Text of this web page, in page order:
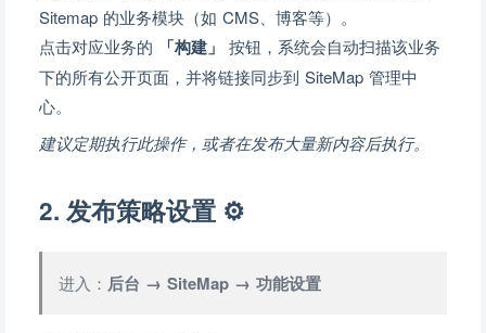
Sitemap 的业务模块（如 CMS、博客等）。
点击对应业务的
「构建」
按钮，系统会自动扫描该业务
下的所有公开页面，并将链接同步到 SiteMap 管理中
心。
建议定期执行此操作，或者在发布大量新内容后执行。
2. 发布策略设置 ⚙️
进入： 后台 → SiteMap → 功能设置